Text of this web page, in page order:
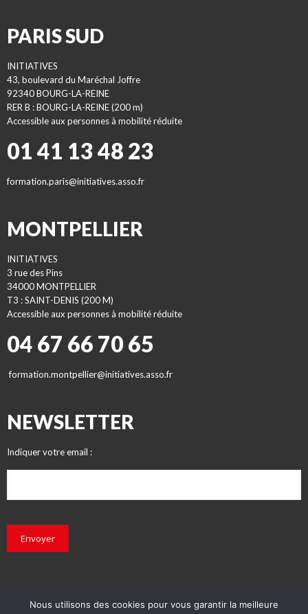
PARIS SUD
INITIATIVES
43, boulevard du Maréchal Joffre
92340 BOURG-LA-REINE
RER B : BOURG-LA-REINE (200 m)
Accessible aux personnes à mobilité réduite
01 41 13 48 23
formation.paris@initiatives.asso.fr
MONTPELLIER
INITIATIVES
3 rue des Pins
34000 MONTPELLIER
T3 : SAINT-DENIS (200 M)
Accessible aux personnes à mobilité réduite
04 67 66 70 65
formation.montpellier@initiatives.asso.fr
NEWSLETTER
Indiquer votre email :
Envoyer
Nous utilisons des cookies pour vous garantir la meilleure